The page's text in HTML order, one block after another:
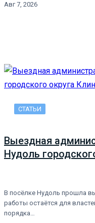
Авг 7, 2026
СТАТЬИ
Выездная
Нудоль
В посёлке Нудоль прошла
работы остаётся для
порядка…